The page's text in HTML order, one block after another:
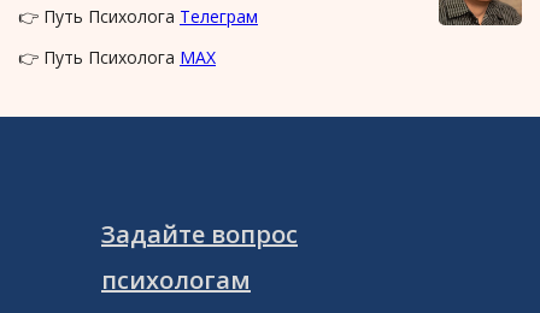
👉 Путь Психолога Телеграм
👉 Путь Психолога MAX
Задайте вопрос
психологам